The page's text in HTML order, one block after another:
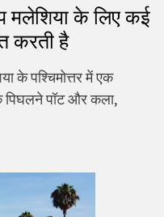
मलेशिया के लिए कई
करती है
के पश्चिमोत्तर में एक
पिघलने पॉट और कला,